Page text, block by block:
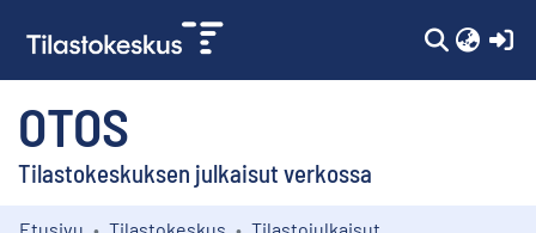
OTOS
Tilastokeskuksen julkaisut verkossa